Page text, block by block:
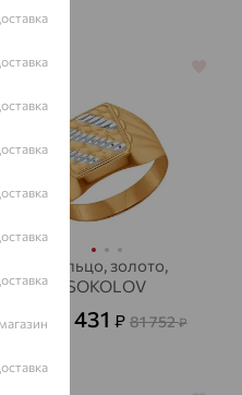
64%
Кольцо, золото,
SOKOLOV
от 29 431 ₽ 81 752₽